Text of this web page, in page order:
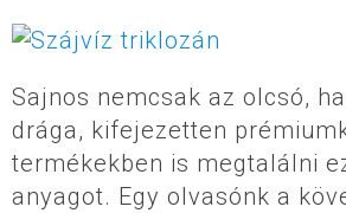
Sajnos nemcsak az olcsó,
drága, kifejezetten
termékekben is megtalálni
anyagot. Egy olvasónk a